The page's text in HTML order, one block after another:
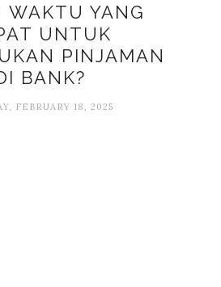
WAKTU YANG
UNTUK
PINJAMAN
BANK?
FEBRUARY 18, 2025